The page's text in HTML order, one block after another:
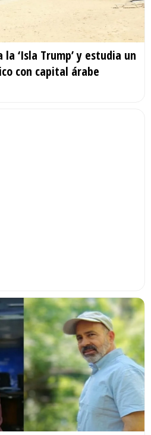
‘Isla Trump’ y estudia un
con capital árabe